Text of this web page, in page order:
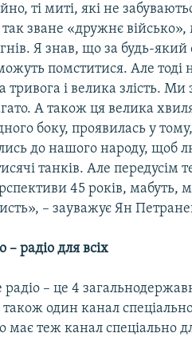
ті миті, які не
так зване «дружнє
Я знав, що за будь-який
помститися. Але тоді
тривога і велика злість.
А також ця велика
боку, проявилась у
до нашого народу, щоб
танків. Але передусім
45 років,
– зауважує Ян
– радіо для всіх
– це 4
один канал
має теж канал спеціально